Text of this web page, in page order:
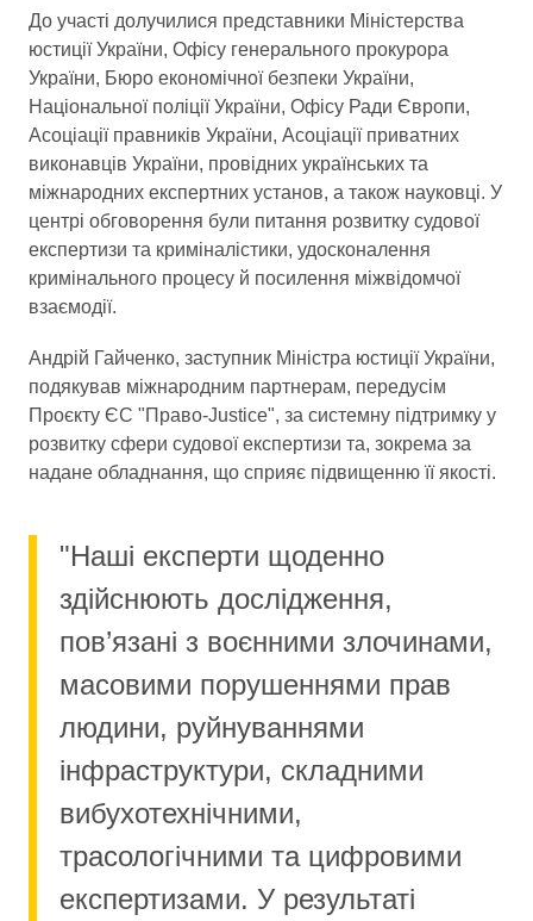
До участі долучилися представники Міністерства
юстиції України, Офісу генерального прокурора
України, Бюро економічної безпеки України,
Національної поліції України, Офісу Ради Європи,
Асоціації правників України, Асоціації приватних
виконавців України, провідних українських та
міжнародних експертних установ, а також науковці. У
центрі обговорення були питання розвитку судової
експертизи та криміналістики, удосконалення
кримінального процесу й посилення міжвідомчої
взаємодії.
Андрій Гайченко, заступник Міністра юстиції України,
подякував міжнародним партнерам, передусім
Проєкту ЄС "Право-Justice", за системну підтримку у
розвитку сфери судової експертизи та, зокрема за
надане обладнання, що сприяє підвищенню її якості.
"Наші експерти щоденно
здійснюють дослідження,
пов’язані з воєнними злочинами,
масовими порушеннями прав
людини, руйнуваннями
інфраструктури, складними
вибухотехнічними,
трасологічними та цифровими
експертизами. У результаті